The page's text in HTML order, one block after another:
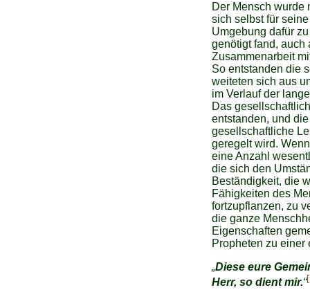
Der Mensch wurde
sich selbst für
Umgebung dafür
genötigt fand, auch
Zusammenarbeit
So entstanden die
weiteten sich aus
im Verlauf der
Das
entstanden, und
gesellschaftliche
geregelt wird.
eine Anzahl
die sich den
Beständigkeit, die
Fähigkeiten des
fortzupflanzen, zu
die ganze
Eigenschaften
Propheten zu einer
„Diese eure
Herr, so dient mir.“